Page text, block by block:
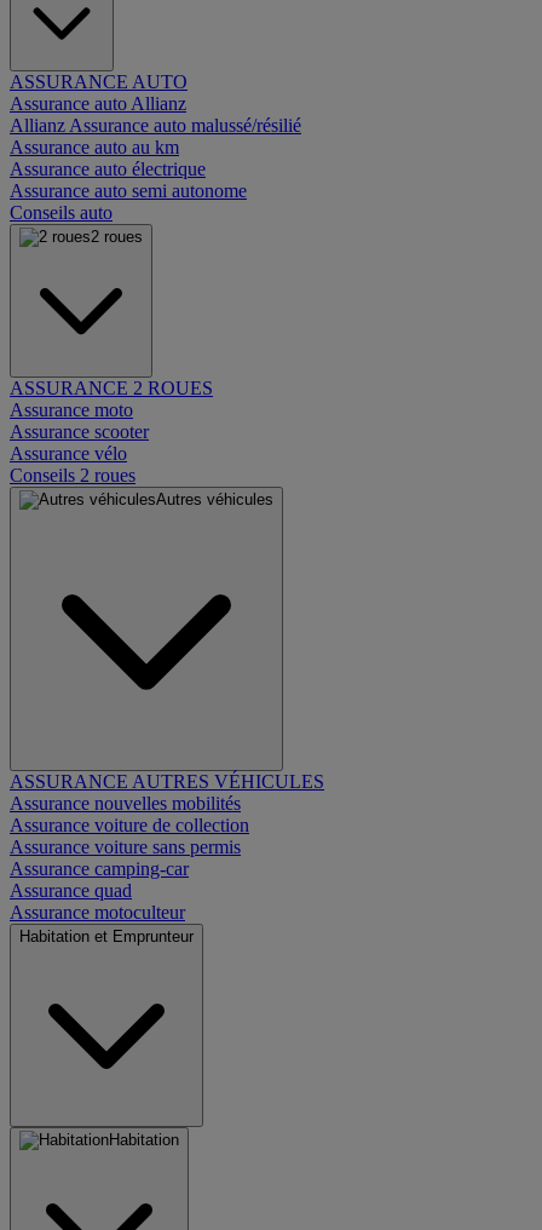
ASSURANCE AUTO
Assurance auto Allianz
Allianz Assurance auto malussé/résilié
Assurance auto au km
Assurance auto électrique
Assurance auto semi autonome
Conseils auto
2 roues
ASSURANCE 2 ROUES
Assurance moto
Assurance scooter
Assurance vélo
Conseils 2 roues
Autres véhicules
ASSURANCE AUTRES VÉHICULES
Assurance nouvelles mobilités
Assurance voiture de collection
Assurance voiture sans permis
Assurance camping-car
Assurance quad
Assurance motoculteur
Habitation et Emprunteur
Habitation